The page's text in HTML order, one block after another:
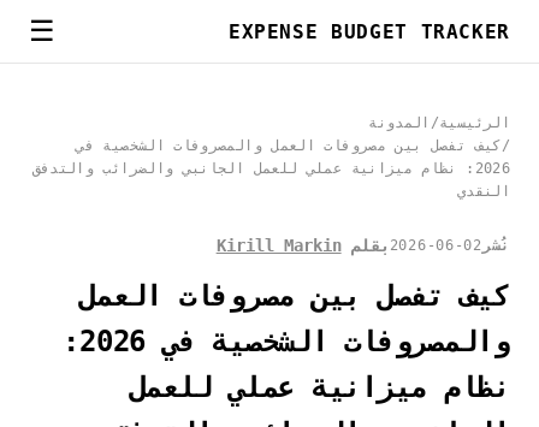
EXPENSE BUDGET TRACKER
☰
الرئيسية/ المدونة
/كيف تفصل بين مصروفات العمل والمصروفات الشخصية في
2026: نظام ميزانية عملي للعمل الجانبي والضرائب والتدفق
النقدي
نُشر 2026-06-02 بقلم Kirill Markin
كيف تفصل بين مصروفات العمل
والمصروفات الشخصية في 2026:
نظام ميزانية عملي للعمل